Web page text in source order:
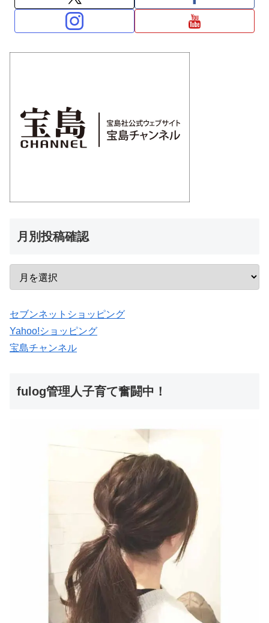
月別投稿確認
セブンネットショッピング
Yahoo!ショッピング
宝島チャンネル
fulog管理人子育て奮闘中！